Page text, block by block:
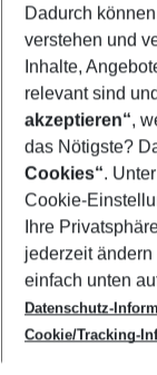
Footer
Footer
Über uns
AGB
Cookie-
Cookie-
Datenschutz
Service & Hilfe
Barrierefreies
Check-in
Folgen Sie uns
Dadurch
verstehen und
Inhalte,
relevant sind
akzeptieren“,
das Nötigste?
Cookies“. Unter
Cookie-
Ihre
jederzeit
einfach unten
Datenschutz-
Cookie/Tracking-